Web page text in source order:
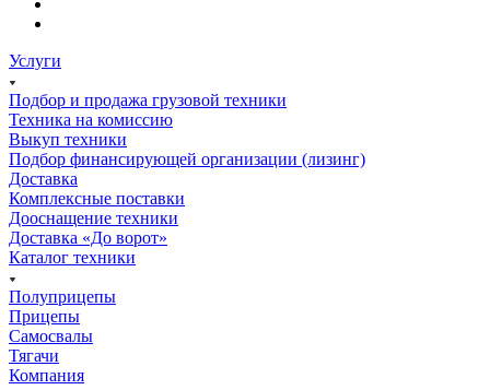
Услуги
Подбор и продажа грузовой техники
Техника на комиссию
Выкуп техники
Подбор финансирующей организации (лизинг)
Доставка
Комплексные поставки
Дооснащение техники
Доставка «До ворот»
Каталог техники
Полуприцепы
Прицепы
Самосвалы
Тягачи
Компания